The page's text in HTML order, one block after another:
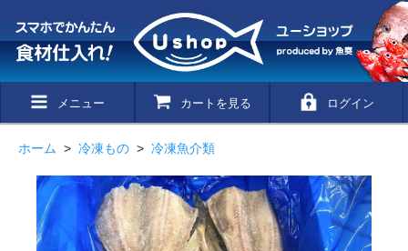
メニュー カートを見る ログイン
ホーム > 冷凍もの > 冷凍魚介類